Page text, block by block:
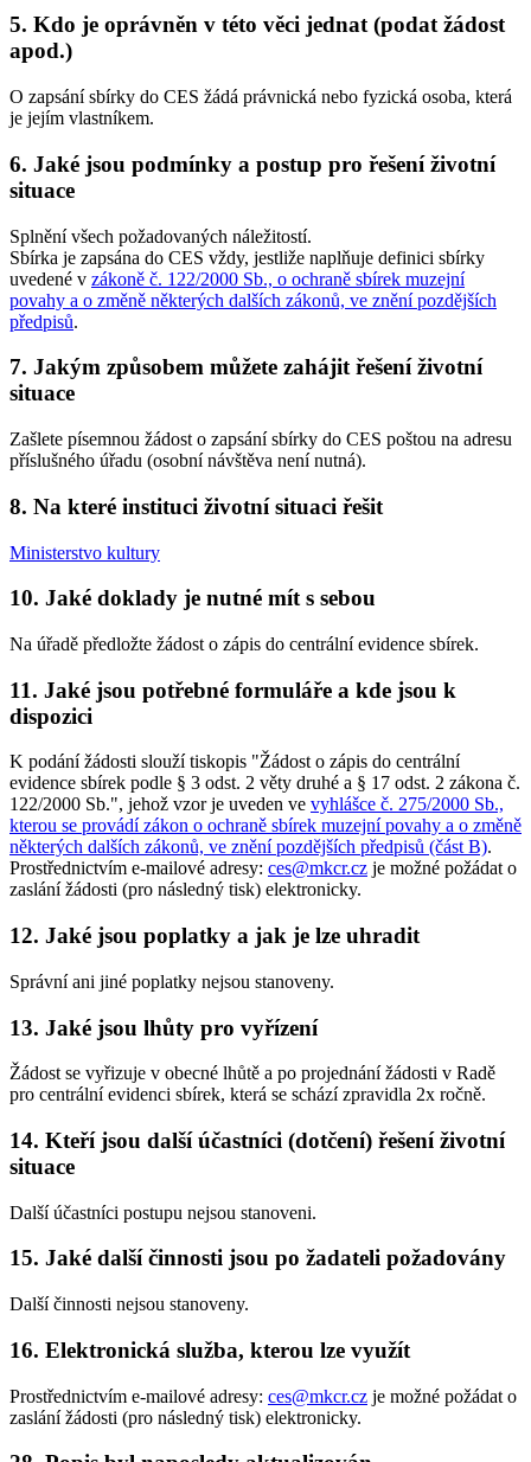
5. Kdo je oprávněn v této věci jednat (podat žádost
apod.)
O zapsání sbírky do CES žádá právnická nebo fyzická osoba, která
je jejím vlastníkem.
6. Jaké jsou podmínky a postup pro řešení životní
situace
Splnění všech požadovaných náležitostí.
Sbírka je zapsána do CES vždy, jestliže naplňuje definici sbírky
uvedené v zákoně č. 122/2000 Sb., o ochraně sbírek muzejní
povahy a o změně některých dalších zákonů, ve znění pozdějších
předpisů.
7. Jakým způsobem můžete zahájit řešení životní
situace
Zašlete písemnou žádost o zapsání sbírky do CES poštou na adresu
příslušného úřadu (osobní návštěva není nutná).
8. Na které instituci životní situaci řešit
Ministerstvo kultury
10. Jaké doklady je nutné mít s sebou
Na úřadě předložte žádost o zápis do centrální evidence sbírek.
11. Jaké jsou potřebné formuláře a kde jsou k
dispozici
K podání žádosti slouží tiskopis "Žádost o zápis do centrální
evidence sbírek podle § 3 odst. 2 věty druhé a § 17 odst. 2 zákona č.
122/2000 Sb.", jehož vzor je uveden ve vyhlášce č. 275/2000 Sb.,
kterou se provádí zákon o ochraně sbírek muzejní povahy a o změně
některých dalších zákonů, ve znění pozdějších předpisů (část B).
Prostřednictvím e-mailové adresy: ces@mkcr.cz je možné požádat o
zaslání žádosti (pro následný tisk) elektronicky.
12. Jaké jsou poplatky a jak je lze uhradit
Správní ani jiné poplatky nejsou stanoveny.
13. Jaké jsou lhůty pro vyřízení
Žádost se vyřizuje v obecné lhůtě a po projednání žádosti v Radě
pro centrální evidenci sbírek, která se schází zpravidla 2x ročně.
14. Kteří jsou další účastníci (dotčení) řešení životní
situace
Další účastníci postupu nejsou stanoveni.
15. Jaké další činnosti jsou po žadateli požadovány
Další činnosti nejsou stanoveny.
16. Elektronická služba, kterou lze využít
Prostřednictvím e-mailové adresy: ces@mkcr.cz je možné požádat o
zaslání žádosti (pro následný tisk) elektronicky.